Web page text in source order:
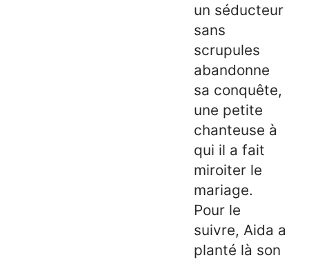
un séducteur
sans
scrupules
abandonne
sa conquête,
une petite
chanteuse à
qui il a fait
miroiter le
mariage.
Pour le
suivre, Aida a
planté là son